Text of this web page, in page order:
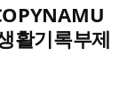
활기록부제